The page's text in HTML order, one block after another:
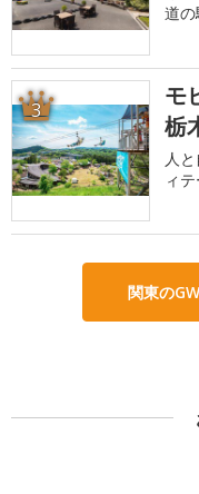
道の
3
モ
栃
人
ィ
関東の